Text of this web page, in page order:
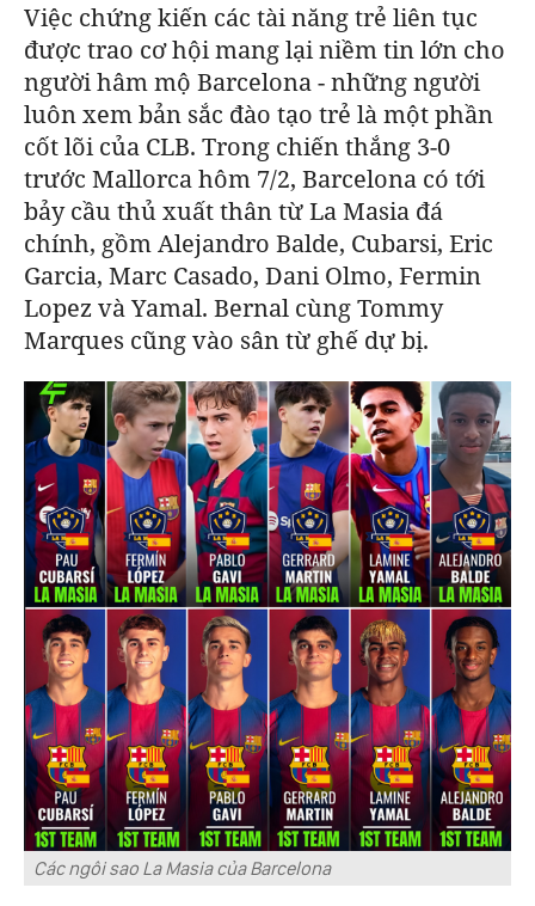
Việc chứng kiến các tài năng trẻ liên tục
được trao cơ hội mang lại niềm tin lớn cho
người hâm mộ Barcelona- những người
luôn xem bản sắc đào tạo trẻ là một phần
cốt lõi của CLB. Trong chiến thắng 3-0
trước Mallorca hôm 7/2, Barcelona có tới
bảy cầu thủ xuất thân từ La Masia đá
chính, gồm Alejandro Balde, Cubarsi, Eric
Garcia, Marc Casado, Dani Olmo, Fermin
Lopez và Yamal. Bernal cùng Tommy
Marques cũng vào sân từ ghế dự bị.
Các ngôi sao La Masia của Barcelona